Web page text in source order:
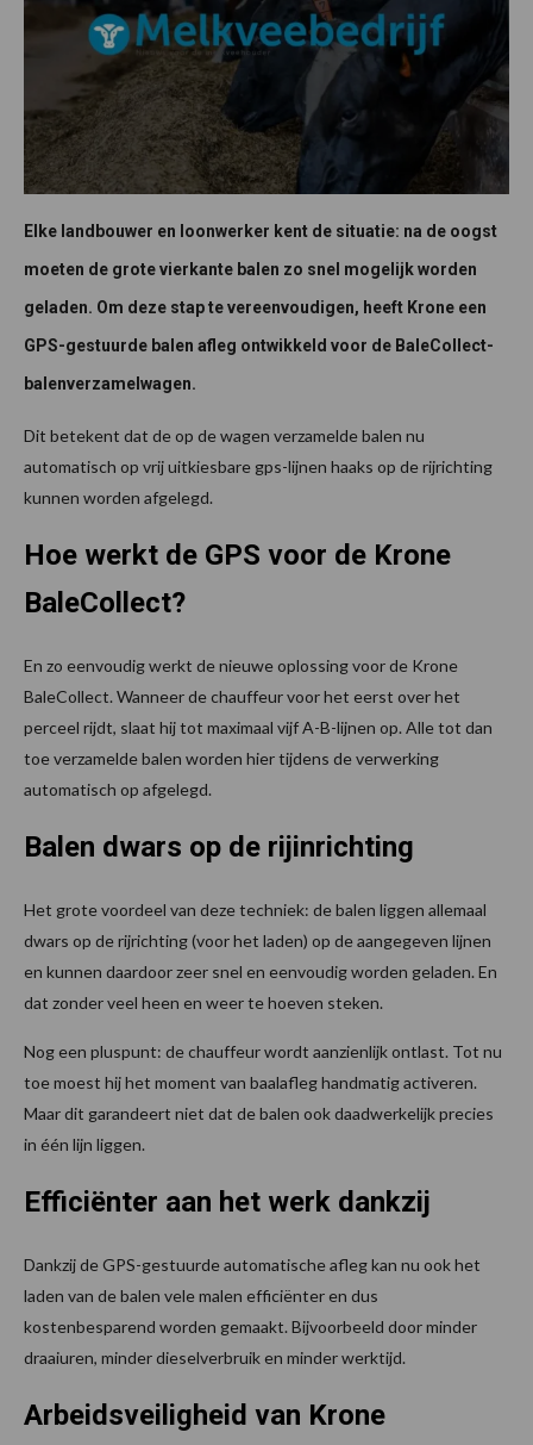
Elke landbouwer en loonwerker kent de situatie: na de oogst
moeten de grote vierkante balen zo snel mogelijk worden
geladen. Om deze stap te vereenvoudigen, heeft Krone een
GPS-gestuurde balen afleg ontwikkeld voor de BaleCollect-
balenverzamelwagen.
Dit betekent dat de op de wagen verzamelde balen nu
automatisch op vrij uitkiesbare gps-lijnen haaks op de rijrichting
kunnen worden afgelegd.
Hoe werkt de GPS voor de Krone
BaleCollect?
En zo eenvoudig werkt de nieuwe oplossing voor de Krone
BaleCollect. Wanneer de chauffeur voor het eerst over het
perceel rijdt, slaat hij tot maximaal vijf A-B-lijnen op. Alle tot dan
toe verzamelde balen worden hier tijdens de verwerking
automatisch op afgelegd.
Balen dwars op de rijinrichting
Het grote voordeel van deze techniek: de balen liggen allemaal
dwars op de rijrichting (voor het laden) op de aangegeven lijnen
en kunnen daardoor zeer snel en eenvoudig worden geladen. En
dat zonder veel heen en weer te hoeven steken.
Nog een pluspunt: de chauffeur wordt aanzienlijk ontlast. Tot nu
toe moest hij het moment van baalafleg handmatig activeren.
Maar dit garandeert niet dat de balen ook daadwerkelijk precies
in één lijn liggen.
Efficiënter aan het werk dankzij
Dankzij de GPS-gestuurde automatische afleg kan nu ook het
laden van de balen vele malen efficiënter en dus
kostenbesparend worden gemaakt. Bijvoorbeeld door minder
draaiuren, minder dieselverbruik en minder werktijd.
Arbeidsveiligheid van Krone